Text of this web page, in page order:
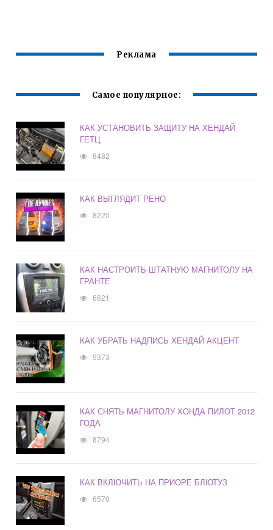
Реклама
Самое популярное:
КАК УСТАНОВИТЬ ЗАЩИТУ НА ХЕНДАЙ
ГЕТЦ
8482
КАК ВЫГЛЯДИТ РЕНО
8220
КАК НАСТРОИТЬ ШТАТНУЮ МАГНИТОЛУ НА
ГРАНТЕ
6621
КАК УБРАТЬ НАДПИСЬ ХЕНДАЙ АКЦЕНТ
9373
КАК СНЯТЬ МАГНИТОЛУ ХОНДА ПИЛОТ 2012
ГОДА
8794
КАК ВКЛЮЧИТЬ НА ПРИОРЕ БЛЮТУЗ
6570